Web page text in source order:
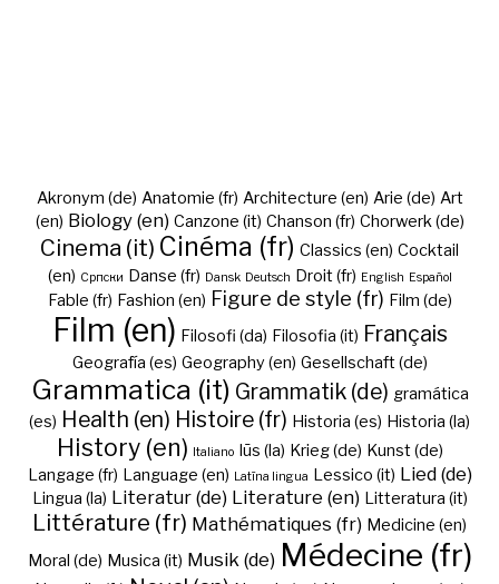
Akronym (de) Anatomie (fr) Architecture (en) Arie (de) Art
(en) Biology (en) Canzone (it) Chanson (fr) Chorwerk (de)
Cinema (it) Cinéma (fr) Classics (en) Cocktail
(en) Cрпски Danse (fr) Dansk Deutsch Droit (fr) English Español
Fable (fr) Fashion (en) Figure de style (fr) Film (de)
Film (en) Filosofi (da) Filosofia (it) Français
Geografía (es) Geography (en) Gesellschaft (de)
Grammatica (it) Grammatik (de) gramática
(es) Health (en) Histoire (fr) Historia (es) Historia (la)
History (en) Italiano Iūs (la) Krieg (de) Kunst (de)
Langage (fr) Language (en) Latīna lingua Lessico (it) Lied (de)
Lingua (la) Literatur (de) Literature (en) Litteratura (it)
Littérature (fr) Mathématiques (fr) Medicine (en)
Moral (de) Musica (it) Musik (de) Médecine (fr)